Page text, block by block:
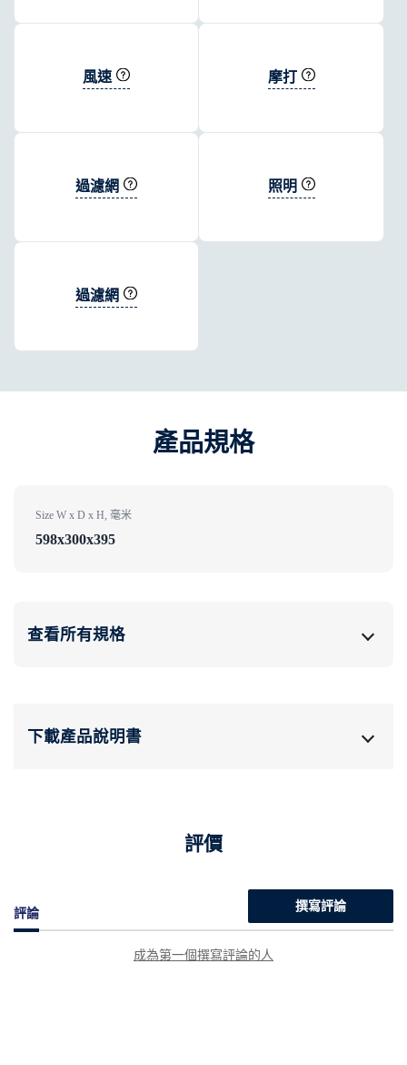
風速 摩打
過濾網 照明
過濾網
產品規格
Size W x D x H, 毫米
598x300x395
查看所有規格
下載產品說明書
評價
評論
撰寫評論
成為第一個撰寫評論的人